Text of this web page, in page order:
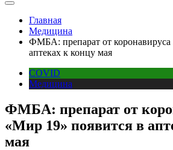
Главная
Медицина
ФМБА: препарат от
аптеках к концу мая
COVID
Медицина
ФМБА: препарат от
«Мир 19» появится в
мая